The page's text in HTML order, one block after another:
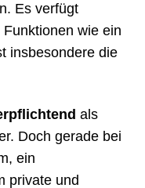
Es verfügt
wie ein
insbesondere die
als
Doch gerade bei
ein
private und